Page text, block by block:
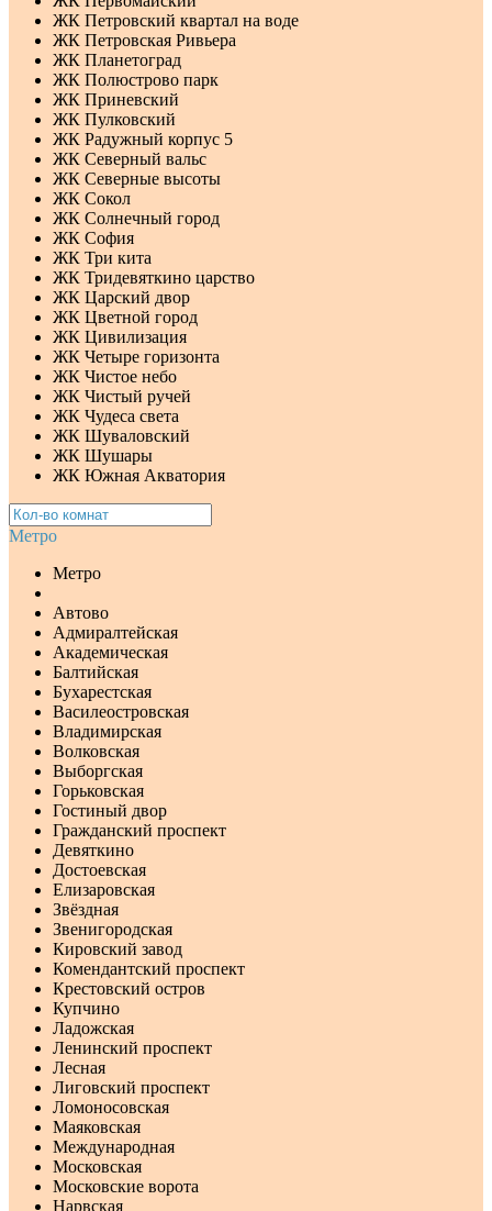
ЖК Петровский квартал на воде
ЖК Петровская Ривьера
ЖК Планетоград
ЖК Полюстрово парк
ЖК Приневский
ЖК Пулковский
ЖК Радужный корпус 5
ЖК Северный вальс
ЖК Северные высоты
ЖК Сокол
ЖК Солнечный город
ЖК София
ЖК Три кита
ЖК Тридевяткино царство
ЖК Царский двор
ЖК Цветной город
ЖК Цивилизация
ЖК Четыре горизонта
ЖК Чистое небо
ЖК Чистый ручей
ЖК Чудеса света
ЖК Шуваловский
ЖК Шушары
ЖК Южная Акватория
Метро
Метро
Автово
Адмиралтейская
Академическая
Балтийская
Бухарестская
Василеостровская
Владимирская
Волковская
Выборгская
Горьковская
Гостиный двор
Гражданский проспект
Девяткино
Достоевская
Елизаровская
Звёздная
Звенигородская
Кировский завод
Комендантский проспект
Крестовский остров
Купчино
Ладожская
Ленинский проспект
Лесная
Лиговский проспект
Ломоносовская
Маяковская
Международная
Московская
Московские ворота
Нарвская